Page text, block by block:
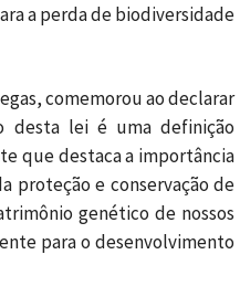
a perda de biodiversidade
comemorou ao declarar
desta lei é uma definição
que destaca a importância
proteção e conservação de
genético de nossos
para o desenvolvimento